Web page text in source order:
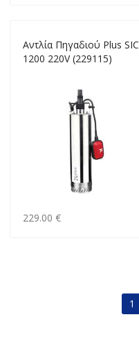
Αντλία Πηγαδιού Plus SIC
1200 220V (229115)
229.00 €
1